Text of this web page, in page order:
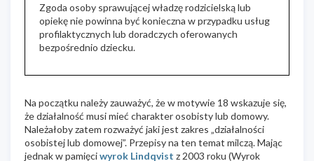
Zgoda osoby sprawującej władzę rodzicielską lub
opiekę nie powinna być konieczna w przypadku usług
profilaktycznych lub doradczych oferowanych
bezpośrednio dziecku.
Na początku należy zauważyć, że w motywie 18 wskazuje się,
że działalność musi mieć charakter osobisty lub domowy.
Należałoby zatem rozważyć jaki jest zakres „działalności
osobistej lub domowej”. Przepisy na ten temat milczą. Mając
jednak w pamięciwyrok Lindqvist z 2003 roku (Wyrok